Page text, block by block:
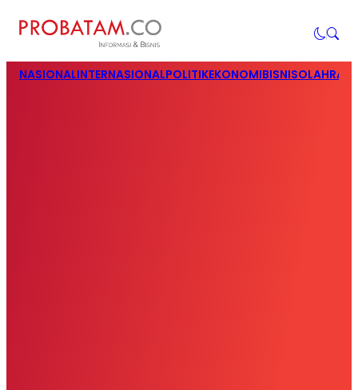
NASIONALINTERNASIONALPOLITIKEKONOMIBISNIS